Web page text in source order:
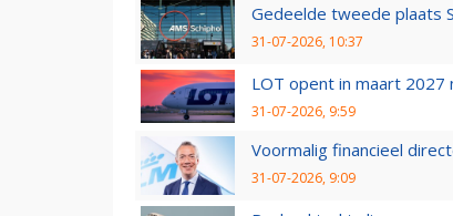
Gedeelde tweede plaats
31-07-2026, 10:37
LOT opent in maart 2027
31-07-2026, 9:59
Voormalig financieel
31-07-2026, 9:09